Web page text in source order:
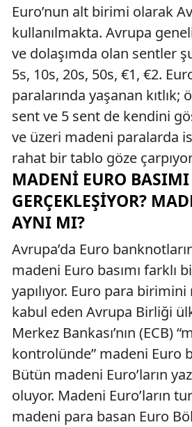
Euro’nun alt birimi olarak
kullanılmakta. Avrupa
ve dolaşımda olan sentler
5s, 10s, 20s, 50s, €1, €2.
paralarında yaşanan kıtlık;
sent ve 5 sent de kendini
ve üzeri madeni paralarda
rahat bir tablo göze
MADENI EURO
GERÇEKLEŞIYOR?
AYNI MI?
Avrupa’da Euro
madeni Euro basımı farklı
yapılıyor. Euro para
kabul eden Avrupa Birliği
Merkez Bankası’nın (ECB)
kontrolünde” madeni Euro
Bütün madeni Euro’ların
oluyor. Madeni Euro’ların
madeni para basan Euro